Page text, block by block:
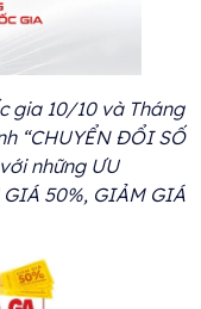
gia 10/10 và Tháng
“CHUYỂN ĐỔI SỐ
những ƯU
50%, GIẢM GIÁ